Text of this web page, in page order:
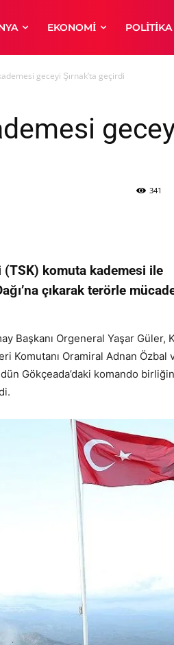
EKONOMI POLITIKA
geceyi Şırnak’ta geçirdi
341
(TSK) komuta kademesi ile
çıkarak terörle
Başkanı Orgeneral Yaşar Güler,
Komutanı Oramiral Adnan Özbal
Gökçeada’daki komando